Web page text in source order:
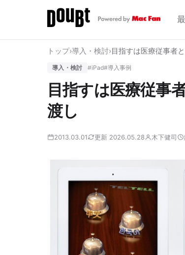
トップ›導入・検討›目指すは医療従事者
導入・検討 #iPad#導入事例
目指すは医療従事
渡し
2013.03.01 更新 2026.05.28 木下健司